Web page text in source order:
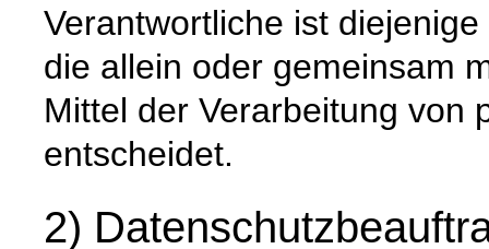
Verantwortliche ist
die allein oder gemeinsam
Mittel der Verarbeitung von
entscheidet.
2)